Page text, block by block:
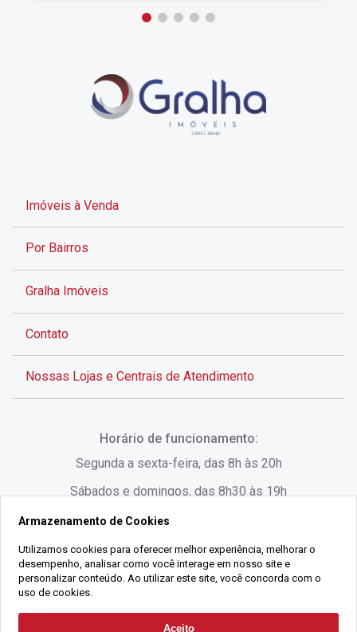
Solicitar Contato
Imóveis à Venda
Por Bairros
Gralha Imóveis
Contato
Nossas Lojas e Centrais de Atendimento
Rua Lauro Linhares, 1080 - Trindade, Florianópolis -
SC
(48) 3220-1045
Horário de funcionamento:
Segunda a sexta-feira, das 8h às 20h
Sábados e domingos, das 8h30 às 19h
2021 Copyright - Gralha Imóveis CRECI 008060/O - Todos os direitos
Armazenamento de Cookies
Utilizamos cookies para oferecer melhor experiência, melhorar o
desempenho, analisar como você interage em nosso site e
personalizar conteúdo. Ao utilizar este site, você concorda com o
uso de cookies.
Aceito